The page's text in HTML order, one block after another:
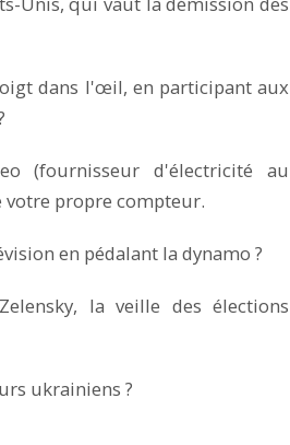
dans l'œil, en participant aux
(fournisseur d'électricité au
votre propre compteur.
en pédalant la dynamo ?
la veille des élections
ukrainiens ?